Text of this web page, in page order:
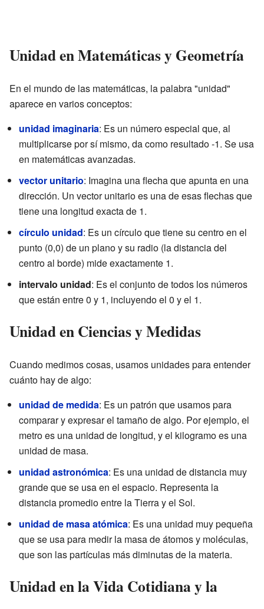
Unidad en Matemáticas y Geometría
En el mundo de las matemáticas, la palabra "unidad"
aparece en varios conceptos:
unidad imaginaria: Es un número especial que, al
multiplicarse por sí mismo, da como resultado -1. Se usa
en matemáticas avanzadas.
vector unitario: Imagina una flecha que apunta en una
dirección. Un vector unitario es una de esas flechas que
tiene una longitud exacta de 1.
círculo unidad: Es un círculo que tiene su centro en el
punto (0,0) de un plano y su radio (la distancia del
centro al borde) mide exactamente 1.
intervalo unidad: Es el conjunto de todos los números
que están entre 0 y 1, incluyendo el 0 y el 1.
Unidad en Ciencias y Medidas
Cuando medimos cosas, usamos unidades para entender
cuánto hay de algo:
unidad de medida: Es un patrón que usamos para
comparar y expresar el tamaño de algo. Por ejemplo, el
metro es una unidad de longitud, y el kilogramo es una
unidad de masa.
unidad astronómica: Es una unidad de distancia muy
grande que se usa en el espacio. Representa la
distancia promedio entre la Tierra y el Sol.
unidad de masa atómica: Es una unidad muy pequeña
que se usa para medir la masa de átomos y moléculas,
que son las partículas más diminutas de la materia.
Unidad en la Vida Cotidiana y la